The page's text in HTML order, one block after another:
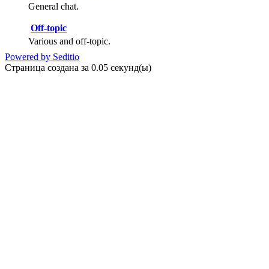
General chat.
Off-topic
Various and off-topic.
Powered by Seditio
Страница создана за 0.05 секунд(ы)